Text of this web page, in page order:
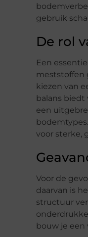
gebruik
De rol
Een
meststoffen
kiezen van
balans
een
voor sterke,
Voor de
daarvan is
structuur
bouw je